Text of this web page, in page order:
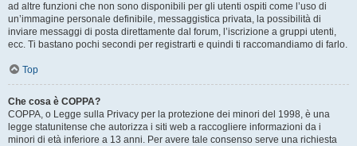
ad altre funzioni che non sono disponibili per gli utenti ospiti come l’uso di
un’immagine personale definibile, messaggistica privata, la possibilità di
inviare messaggi di posta direttamente dal forum, l’iscrizione a gruppi utenti,
ecc. Ti bastano pochi secondi per registrarti e quindi ti raccomandiamo di farlo.
Top
Che cosa è COPPA?
COPPA, o Legge sulla Privacy per la protezione dei minori del 1998, è una
legge statunitense che autorizza i siti web a raccogliere informazioni da i
minori di età inferiore a 13 anni. Per avere tale consenso serve una richiesta